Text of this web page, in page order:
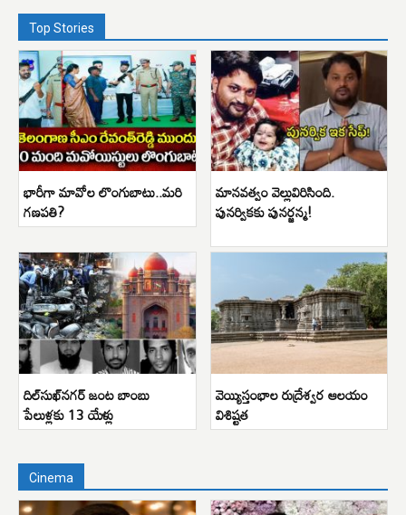
Top Stories
భారీగా మావోల లొంగుబాటు..మరి
గణపతి?
మానవత్వం వెల్లువిరిసింది.
పునర్వికకు పునర్జన్మ!
దిల్‌సుఖ్‌నగర్ జంట బాంబు
పేలుళ్లకు 13 యేళ్లు
వెయ్యిస్తంభాల రుద్రేశ్వర ఆలయం
విశిష్టత
Cinema